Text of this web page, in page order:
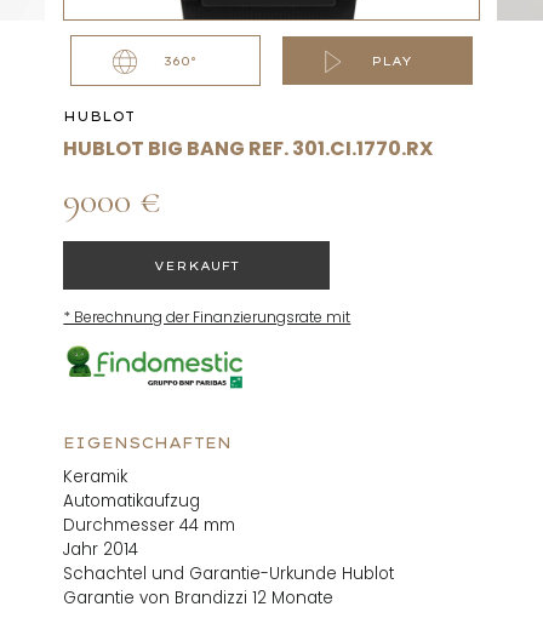
360° PLAY
HUBLOT
HUBLOT BIG BANG REF. 301.CI.1770.RX
9000 €
VERKAUFT
* Berechnung der Finanzierungsrate mit
EIGENSCHAFTEN
Keramik
Automatikaufzug
Durchmesser 44 mm
Jahr 2014
Schachtel und Garantie-Urkunde Hublot
Garantie von Brandizzi 12 Monate